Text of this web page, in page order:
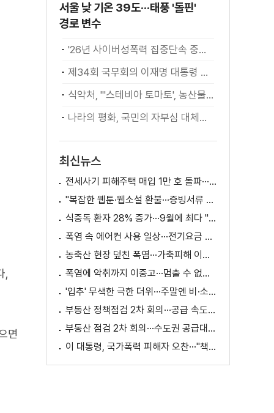
,
면
서울 낮 기온 39도···태풍 '돌핀'
경로 변수
'26년 사이버성폭력 집중단속 중간성과 발표···향후 추진계획은?
제34회 국무회의 이재명 대통령 모두발언
식약처, "'스테비아 토마토', 농산물 아닌 가공식품"
나라의 평화, 국민의 자부심 대체불가 대한민국 이재명 대통령 모두말씀
최신뉴스
전세사기 피해주택 매입 1만 호 돌파···피해 지원 속도
"복잡한 웹툰·웹소설 환불···증빙서류 요구까지"
식중독 환자 28% 증가···9월에 최다 "입추 방심 금물"
폭염 속 에어컨 사용 일상···전기요금 줄이려면?
농축산 현장 덮친 폭염···가축피해 이틀 새 28만 마리↑
폭염에 악취까지 이중고···멈출 수 없는 필수노동
'입추' 무색한 극한 더위···주말엔 비·소나기
부동산 정책점검 2차 회의···공급 속도전 본격화하나
부동산 점검 2차 회의···수도권 공급대책 논의
이 대통령, 국가폭력 피해자 오찬···"책임지고 치유"